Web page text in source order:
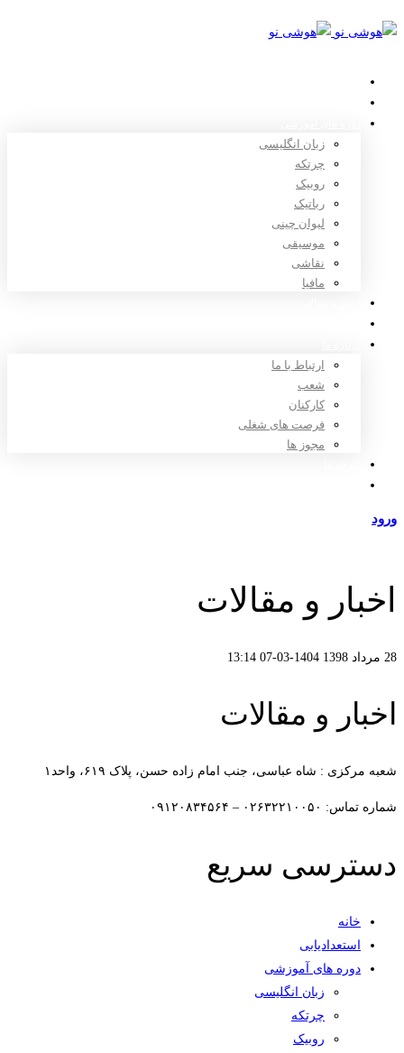
زبان انگلیسی
چرتکه
روبیک
رباتیک
لیوان چینی
موسیقی
نقاشی
مافیا
ارتباط با ما
شعب
کارکنان
فرصت های شغلی
مجوز ها
ورود
اخبار و مقالات
28 مرداد 1398 1404-03-07 13:14
اخبار و مقالات
شعبه مرکزی : شاه عباسی، جنب امام زاده حسن، پلاک ۶۱۹، واحد۱​
شماره تماس: ۰۲۶۳۲۲۱۰۰۵۰ – ۰۹۱۲۰۸۳۴۵۶۴
دسترسی سریع
خانه
استعدادیابی
دوره های آموزشی
زبان انگلیسی
چرتکه
روبیک